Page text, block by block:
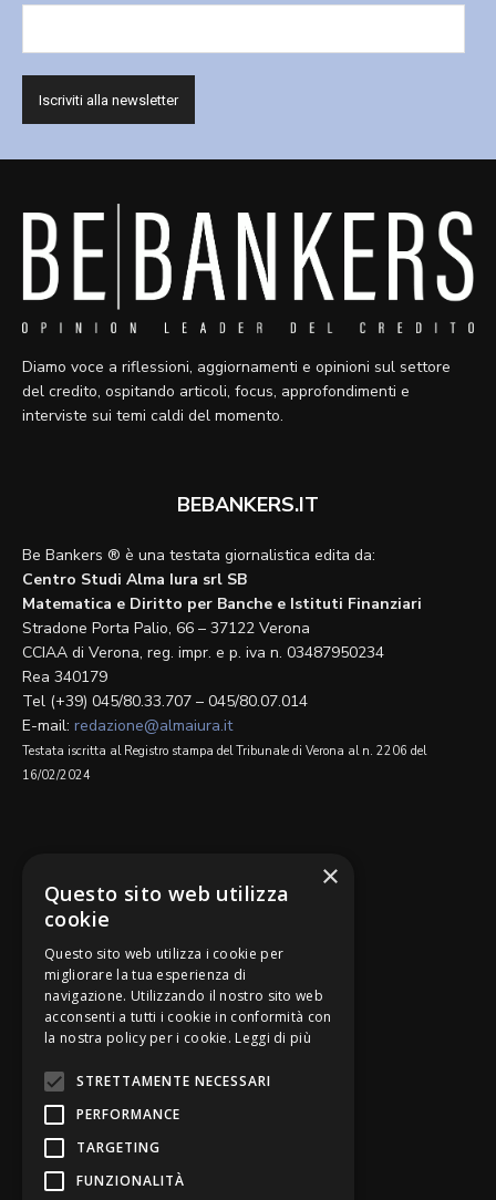
Diamo voce a riflessioni, aggiornamenti e opinioni sul settore
del credito, ospitando articoli, focus, approfondimenti e
interviste sui temi caldi del momento.
BEBANKERS.IT
Be Bankers ® è una testata giornalistica edita da:
Centro Studi Alma Iura srl SB
Matematica e Diritto per Banche e Istituti Finanziari
Stradone Porta Palio, 66 – 37122 Verona
CCIAA di Verona, reg. impr. e p. iva n. 03487950234
Rea 340179
Tel (+39) 045/80.33.707 – 045/80.07.014
E-mail: redazione@almaiura.it
Testata iscritta al Registro stampa del Tribunale di Verona al n. 2206 del
16/02/2024
Be Bankers è ideato da
×
Questo sito web utilizza
cookie
Questo sito web utilizza i cookie per
migliorare la tua esperienza di
navigazione. Utilizzando il nostro sito web
acconsenti a tutti i cookie in conformità con
la nostra policy per i cookie. Leggi di più
STRETTAMENTE NECESSARI
PERFORMANCE
TARGETING
FUNZIONALITÀ